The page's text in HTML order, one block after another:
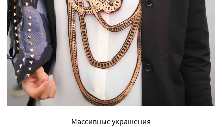
Массивные украшения